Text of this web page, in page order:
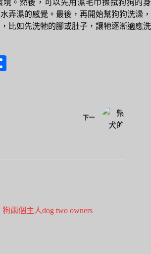
境。然後，可以先用濕毛巾擦拭狗狗的身
弄濕的感覺。最後，再開始幫狗狗洗澡，
比如先洗牠的腳或肚子，讓牠逐漸適應洗
下一